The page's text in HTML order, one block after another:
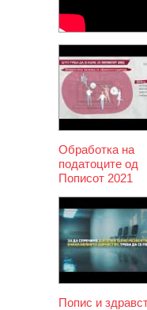
Обработка на
податоците од
Пописот 2021
Попис и